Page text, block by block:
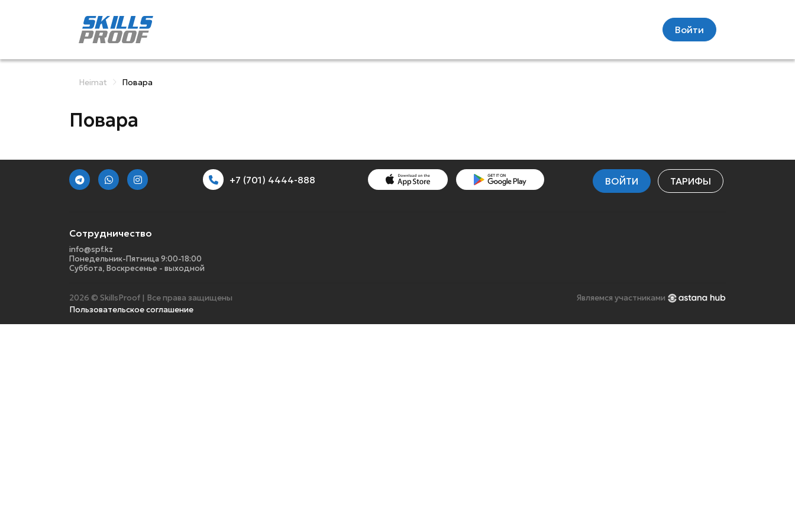
Войти
Heimat Повара
Повара
+7 (701) 4444-888 ВОЙТИ ТАРИФЫ
Сотрудничество
info@spf.kz
Понедельник-Пятница 9:00-18:00
Суббота, Воскресенье - выходной
2026 © SkillsProof | Все права защищены
Пользовательское соглашение
Являемся участниками